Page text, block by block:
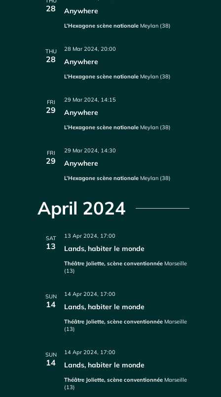
28 Anywhere
L’Hexagone scène nationale Meylan (38)
THU
28 Anywhere
28 Mar 2024, 20:00
L’Hexagone scène nationale Meylan (38)
FRI
29 Anywhere
29 Mar 2024, 14:15
L’Hexagone scène nationale Meylan (38)
FRI
29 Anywhere
29 Mar 2024, 14:30
L’Hexagone scène nationale Meylan (38)
April 2024
SAT
13 Lands, habiter le monde
13 Apr 2024, 17:00
Théâtre Joliette, scène conventionnée Marseille
(13)
SUN
14 Lands, habiter le monde
14 Apr 2024, 17:00
Théâtre Joliette, scène conventionnée Marseille
(13)
SUN
14 Lands, habiter le monde
14 Apr 2024, 17:00
Théâtre Joliette, scène conventionnée Marseille
(13)